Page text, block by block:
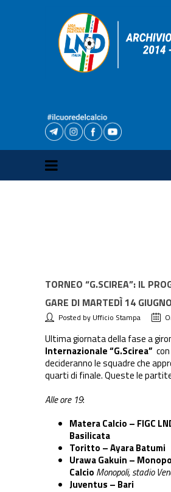
TORNEO “G.SCIREA”: IL
GARE DI MARTEDÌ 14 GIUGNO
Posted by Ufficio Stampa
Ultima giornata della fase a
Internazionale “G.Scirea”
decideranno le squadre che
quarti di finale. Queste le
Alle ore 19:
Matera Calcio – FIGC
Basilicata
Toritto –Ayara Batumi
Urawa Gakuin –
Calcio Monopoli, stadio
Juventus – Bari